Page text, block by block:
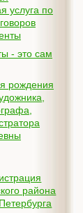
услуга по
района